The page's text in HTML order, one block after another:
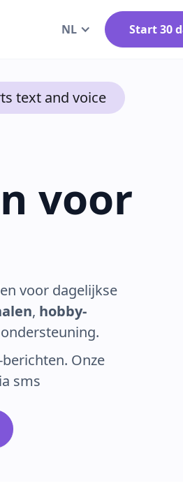
NL Start 30
text and voice
voor
voor dagelijkse
, hobby-
ondersteuning.
Onze
sms